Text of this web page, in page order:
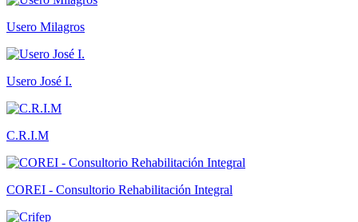
Usero Milagros
Usero José I.
C.R.I.M
COREI - Consultorio Rehabilitación Integral